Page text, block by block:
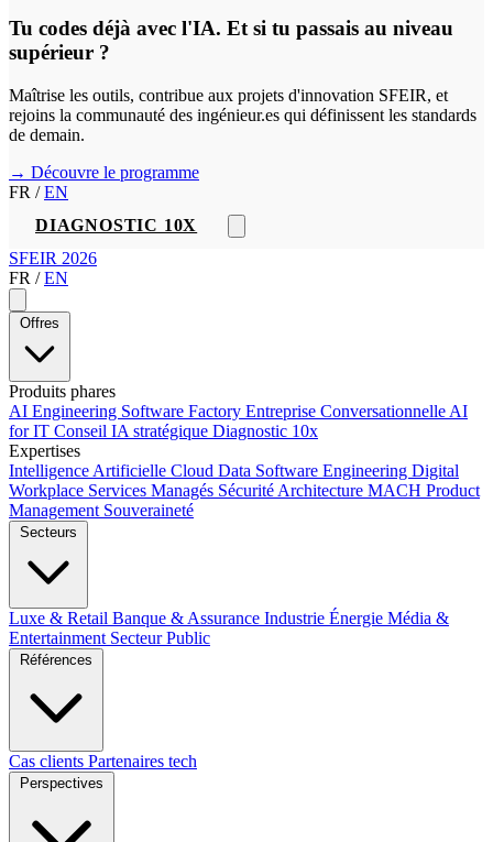
Tu codes déjà avec l'IA. Et si tu passais au niveau
supérieur ?
Maîtrise les outils, contribue aux projets d'innovation SFEIR, et
rejoins la communauté des ingénieur.es qui définissent les standards
de demain.
→ Découvre le programme
FR / EN
DIAGNOSTIC 10X
SFEIR 2026
FR / EN
Offres
Produits phares
AI Engineering Software Factory Entreprise Conversationnelle AI
for IT Conseil IA stratégique Diagnostic 10x
Expertises
Intelligence Artificielle Cloud Data Software Engineering Digital
Workplace Services Managés Sécurité Architecture MACH Product
Management Souveraineté
Secteurs
Luxe & Retail Banque & Assurance Industrie Énergie Média &
Entertainment Secteur Public
Références
Cas clients Partenaires tech
Perspectives